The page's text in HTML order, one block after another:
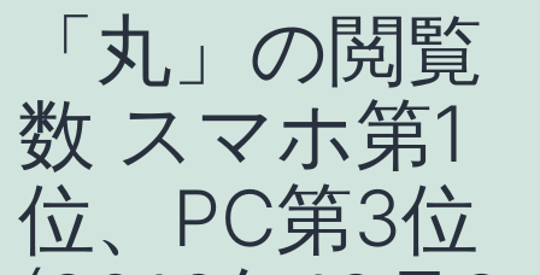
「丸」の閲覧
数 スマホ第1
位、PC第3位